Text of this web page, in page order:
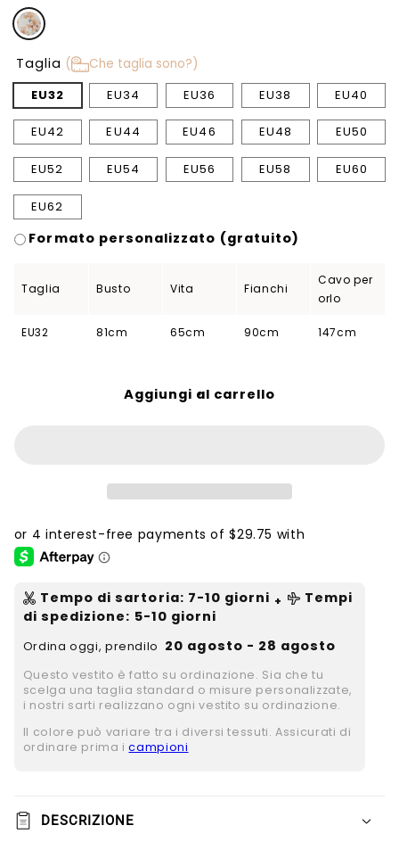
Taglia (
Che taglia sono?)
EU32
EU34 EU36 EU38 EU40
EU42 EU44 EU46 EU48 EU50
EU52 EU54 EU56 EU58 EU60
EU62
Formato personalizzato (gratuito)
Taglia Busto Vita Fianchi
Cavo per
orlo
EU32 81cm 65cm 90cm 147cm
Aggiungi al carrello
Tempo di sartoria: 7-10 giorni +
Tempi
di spedizione: 5-10 giorni
Ordina oggi, prendilo 20 agosto - 28 agosto
Questo vestito è fatto su ordinazione. Sia che tu
scelga una taglia standard o misure personalizzate,
i nostri sarti realizzano ogni vestito su ordinazione.
Il colore può variare tra i diversi tessuti. Assicurati di
ordinare prima icampioni
DESCRIZIONE